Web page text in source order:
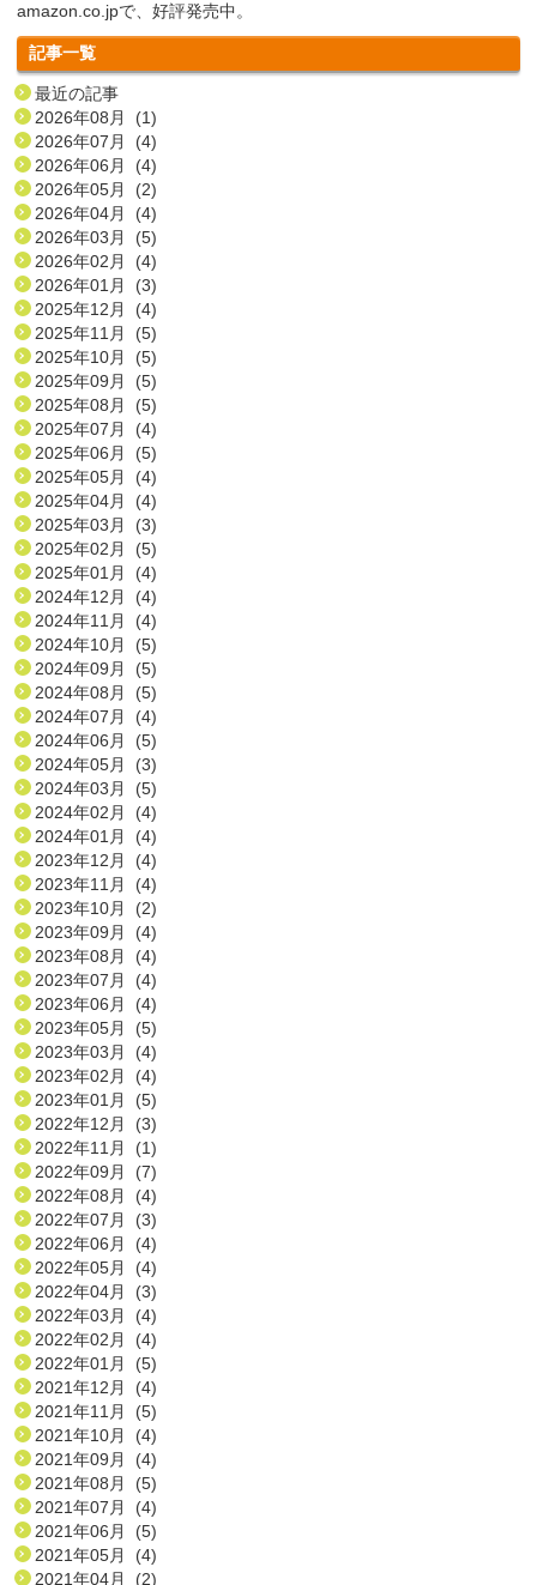
amazon.co.jpで、好評発売中。
記事一覧
最近の記事
2026年08月 (1)
2026年07月 (4)
2026年06月 (4)
2026年05月 (2)
2026年04月 (4)
2026年03月 (5)
2026年02月 (4)
2026年01月 (3)
2025年12月 (4)
2025年11月 (5)
2025年10月 (5)
2025年09月 (5)
2025年08月 (5)
2025年07月 (4)
2025年06月 (5)
2025年05月 (4)
2025年04月 (4)
2025年03月 (3)
2025年02月 (5)
2025年01月 (4)
2024年12月 (4)
2024年11月 (4)
2024年10月 (5)
2024年09月 (5)
2024年08月 (5)
2024年07月 (4)
2024年06月 (5)
2024年05月 (3)
2024年03月 (5)
2024年02月 (4)
2024年01月 (4)
2023年12月 (4)
2023年11月 (4)
2023年10月 (2)
2023年09月 (4)
2023年08月 (4)
2023年07月 (4)
2023年06月 (4)
2023年05月 (5)
2023年03月 (4)
2023年02月 (4)
2023年01月 (5)
2022年12月 (3)
2022年11月 (1)
2022年09月 (7)
2022年08月 (4)
2022年07月 (3)
2022年06月 (4)
2022年05月 (4)
2022年04月 (3)
2022年03月 (4)
2022年02月 (4)
2022年01月 (5)
2021年12月 (4)
2021年11月 (5)
2021年10月 (4)
2021年09月 (4)
2021年08月 (5)
2021年07月 (4)
2021年06月 (5)
2021年05月 (4)
2021年04月 (2)